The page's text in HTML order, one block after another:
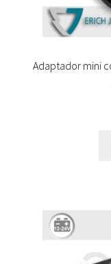
Adaptador mini